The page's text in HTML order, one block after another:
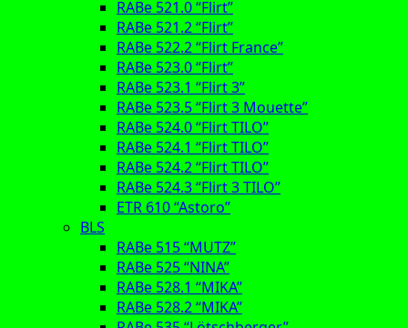
RABe 521.0 “Flirt”
RABe 521.2 “Flirt”
RABe 522.2 “Flirt France”
RABe 523.0 “Flirt”
RABe 523.1 “Flirt 3”
RABe 523.5 “Flirt 3 Mouette”
RABe 524.0 “Flirt TILO”
RABe 524.1 “Flirt TILO”
RABe 524.2 “Flirt TILO”
RABe 524.3 “Flirt 3 TILO”
ETR 610 “Astoro”
BLS
RABe 515 “MUTZ”
RABe 525 “NINA”
RABe 528.1 “MIKA”
RABe 528.2 “MIKA”